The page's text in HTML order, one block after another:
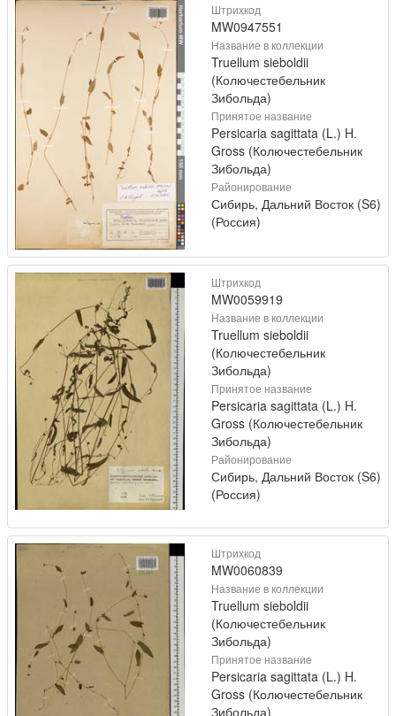
Штрихкод
MW0947551
Название в коллекции
Truellum sieboldii
(Колючестебельник
Зибольда)
Принятое название
Persicaria sagittata (L.) H.
Gross (Колючестебельник
Зибольда)
Районирование
Сибирь, Дальний Восток (S6)
(Россия)
Штрихкод
MW0059919
Название в коллекции
Truellum sieboldii
(Колючестебельник
Зибольда)
Принятое название
Persicaria sagittata (L.) H.
Gross (Колючестебельник
Зибольда)
Районирование
Сибирь, Дальний Восток (S6)
(Россия)
Штрихкод
MW0060839
Название в коллекции
Truellum sieboldii
(Колючестебельник
Зибольда)
Принятое название
Persicaria sagittata (L.) H.
Gross (Колючестебельник
Зибольда)